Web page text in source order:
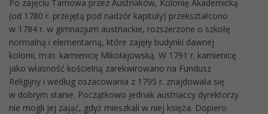
Po zajęciu Tarnowa przez Austriaków, Kolonię Akademicką
(od 1780 r. przejętą pod nadzór kapituły) przekształcono
w 1784 r. w gimnazjum austriackie, rozszerzone o szkołę
normalną i elementarną, które zajęły budynki dawnej
kolonii, m.in. kamienicę Mikołajowską. W 1791 r. kamienicę
jako własność kościelną zarekwirowano na Fundusz
Religijny i według oszacowania z 1795 r. znajdowała się
w dobrym stanie. Początkowo jednak austriaccy dyrektorzy
nie mogli jej zająć, gdyż mieszkali w niej księża. Dopiero